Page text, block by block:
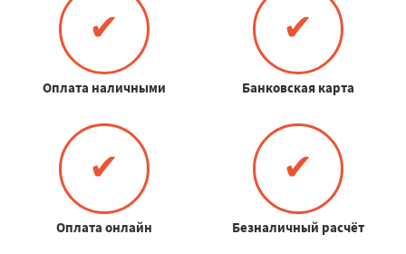
✔
Оплата наличными
✔
Банковская карта
✔
Оплата онлайн
✔
Безналичный расчёт